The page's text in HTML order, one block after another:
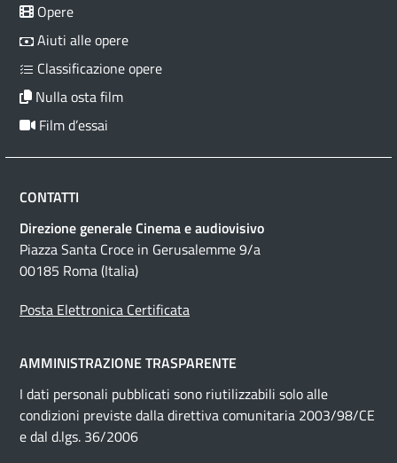
Opere
Aiuti alle opere
Classificazione opere
Nulla osta film
Film d’essai
CONTATTI
Direzione generale Cinema e audiovisivo
Piazza Santa Croce in Gerusalemme 9/a
00185 Roma (Italia)
Posta Elettronica Certificata
AMMINISTRAZIONE TRASPARENTE
I dati personali pubblicati sono riutilizzabili solo alle
condizioni previste dalla direttiva comunitaria 2003/98/CE
e dal d.lgs. 36/2006